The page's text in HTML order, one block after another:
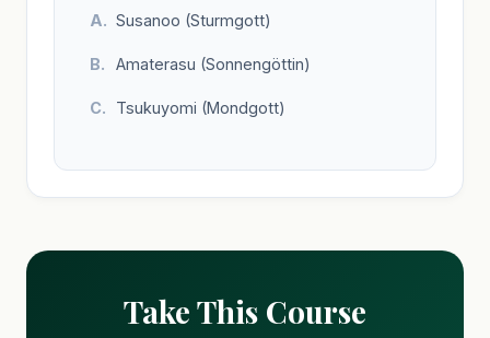
Susanoo (Sturmgott)
Amaterasu (Sonnengöttin)
Tsukuyomi (Mondgott)
Take This Course